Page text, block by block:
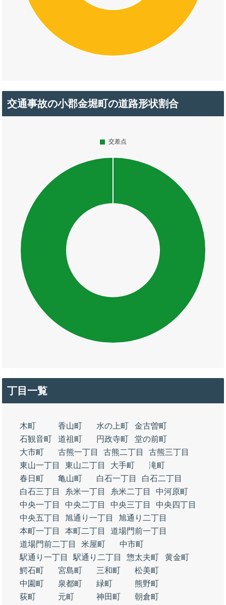
交通事故の小郡金堀町の道路形状割合
丁目一覧
木町 香山町 水の上町
金古曽町
石観音町
道祖町 円政寺町
堂の前町
大市町
古熊一丁目 古熊二丁目
古熊三丁目
東山一丁目
東山二丁目 大手町
滝町
春日町
亀山町 白石一丁目
白石二丁目
白石三丁目
糸米一丁目 糸米二丁目
中河原町
中央一丁目
中央二丁目 中央三丁目
中央四丁目
中央五丁目
旭通り一丁目
旭通り二丁目
本町一丁目
本町二丁目
道場門前一丁目
道場門前二丁目
米屋町
中市町
駅通り一丁目
駅通り二丁目 惣太夫町
黄金町
鰐石町
宮島町 三和町
松美町
中園町
泉都町 緑町
熊野町
荻町
元町 神田町
朝倉町